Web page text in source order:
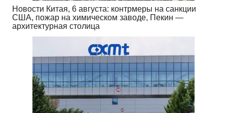
Новости Китая, 6 августа: контрмеры на санкции
США, пожар на химическом заводе, Пекин —
архитектурная столица